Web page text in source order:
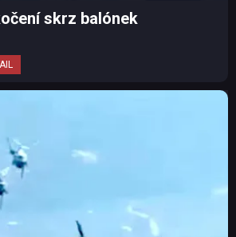
skrz balónek